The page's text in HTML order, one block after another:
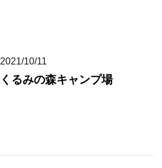
2021/10/11
くるみの森キャンプ場